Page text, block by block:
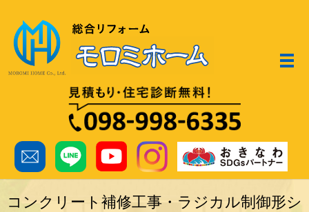
メ
コンクリート補修工事・ラジカル制御形シ